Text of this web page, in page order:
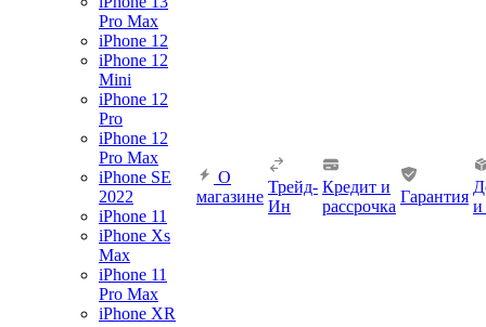
Pro Max
iPhone 12
iPhone 12
Mini
iPhone 12
Pro
iPhone 12
Pro Max
iPhone SE
2022
iPhone 11
iPhone Xs
Max
iPhone 11
Pro Max
iPhone XR
О
магазине
Трейд-
Ин
Кредит и
рассрочка
Гарантия
и